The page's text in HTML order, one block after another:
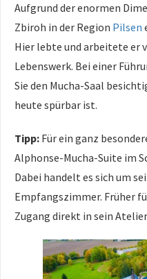
Aufgrund der enormen
Zbiroh in der Region Pilsen
Hier lebte und arbeitete er
Lebenswerk. Bei einer
Sie den Mucha-Saal
heute spürbar ist.
Tipp: Für ein ganz
Alphonse-Mucha-Suite im
Dabei handelt es sich um
Empfangszimmer. Früher
Zugang direkt in sein